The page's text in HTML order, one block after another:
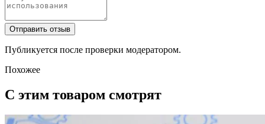
Отправить отзыв
Публикуется после проверки модератором.
Похожее
С этим товаром смотрят